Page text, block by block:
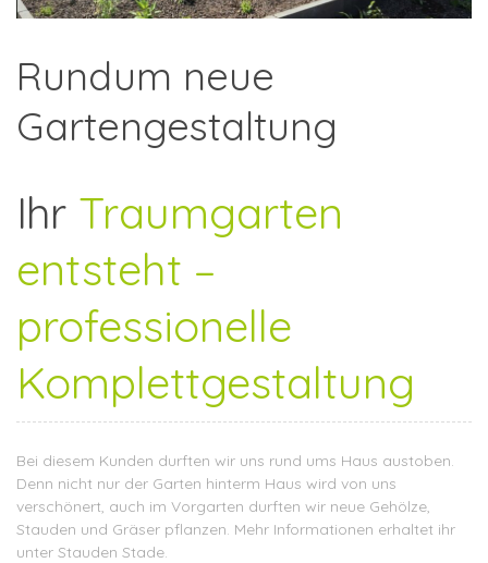
Rundum neue
Gartengestaltung
IhrTraumgarten
entsteht –
professionelle
Komplettgestaltung
Bei diesem Kunden durften wir uns rund ums Haus austoben.
Denn nicht nur der Garten hinterm Haus wird von uns
verschönert, auch im Vorgarten durften wir neue Gehölze,
Stauden und Gräser pflanzen. Mehr Informationen erhaltet ihr
unter Stauden Stade.